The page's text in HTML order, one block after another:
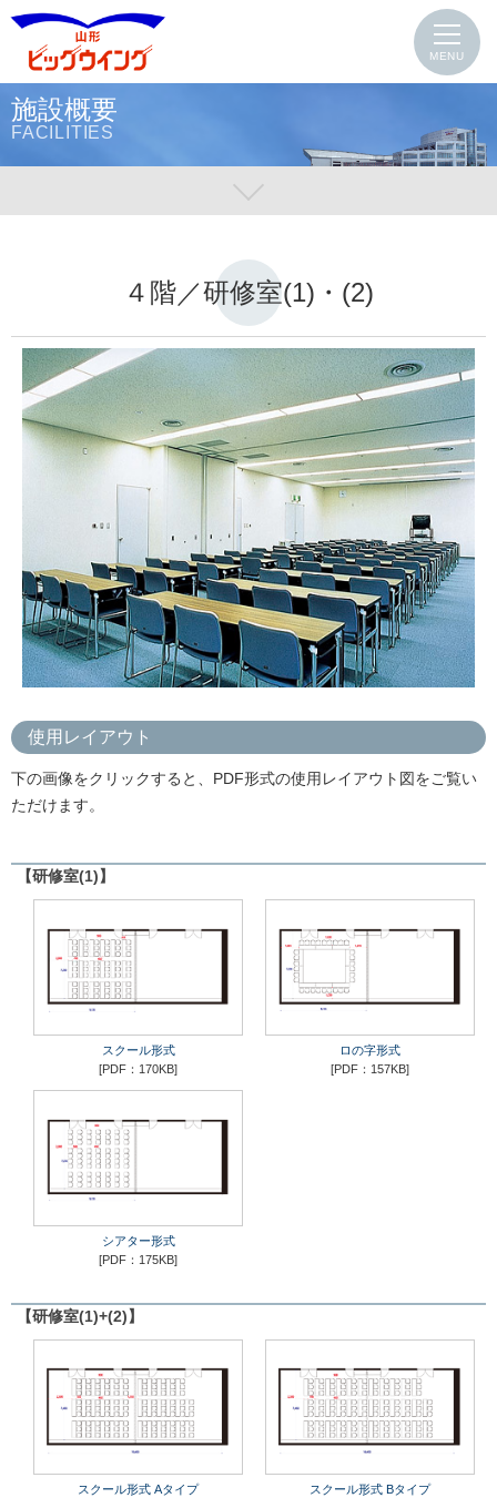
MENU
施設概要
FACILITIES
４階／研修室(1)・(2)
使用レイアウト
下の画像をクリックすると、PDF形式の使用レイアウト図をご覧い
ただけます。
【研修室(1)】
スクール形式
[PDF：170KB]
ロの字形式
[PDF：157KB]
シアター形式
[PDF：175KB]
【研修室(1)+(2)】
スクール形式 Aタイプ
スクール形式 Bタイプ